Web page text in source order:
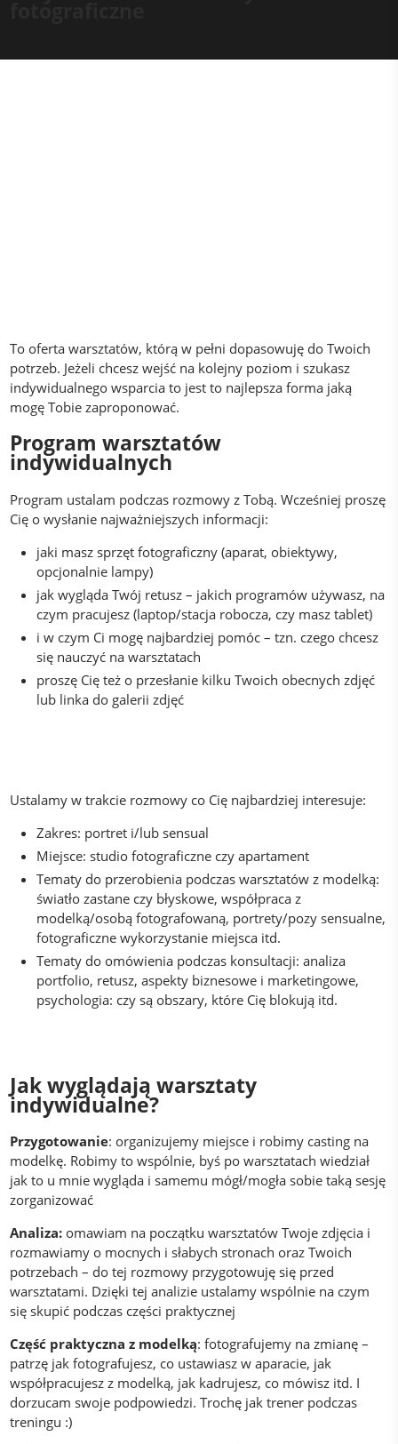
To oferta warsztatów, którą w pełni dopasowuję do Twoich
potrzeb. Jeżeli chcesz wejść na kolejny poziom i szukasz
indywidualnego wsparcia to jest to najlepsza forma jaką
mogę Tobie zaproponować.
Program warsztatów
indywidualnych
Program ustalam podczas rozmowy z Tobą. Wcześniej proszę
Cię o wysłanie najważniejszych informacji:
jaki masz sprzęt fotograficzny (aparat, obiektywy,
opcjonalnie lampy)
jak wygląda Twój retusz – jakich programów używasz, na
czym pracujesz (laptop/stacja robocza, czy masz tablet)
i w czym Ci mogę najbardziej pomóc – tzn. czego chcesz
się nauczyć na warsztatach
proszę Cię też o przesłanie kilku Twoich obecnych zdjęć
lub linka do galerii zdjęć
Ustalamy w trakcie rozmowy co Cię najbardziej interesuje:
Zakres: portret i/lub sensual
Miejsce: studio fotograficzne czy apartament
Tematy do przerobienia podczas warsztatów z modelką:
światło zastane czy błyskowe, współpraca z
modelką/osobą fotografowaną, portrety/pozy sensualne,
fotograficzne wykorzystanie miejsca itd.
Tematy do omówienia podczas konsultacji: analiza
portfolio, retusz, aspekty biznesowe i marketingowe,
psychologia: czy są obszary, które Cię blokują itd.
Jak wyglądają warsztaty
indywidualne?
Przygotowanie: organizujemy miejsce i robimy casting na
modelkę. Robimy to wspólnie, byś po warsztatach wiedział
jak to u mnie wygląda i samemu mógł/mogła sobie taką sesję
zorganizować
Analiza:omawiam na początku warsztatów Twoje zdjęcia i
rozmawiamy o mocnych i słabych stronach oraz Twoich
potrzebach – do tej rozmowy przygotowuję się przed
warsztatami. Dzięki tej analizie ustalamy wspólnie na czym
się skupić podczas części praktycznej
Część praktyczna z modelką: fotografujemy na zmianę –
patrzę jak fotografujesz, co ustawiasz w aparacie, jak
współpracujesz z modelką, jak kadrujesz, co mówisz itd. I
dorzucam swoje podpowiedzi. Trochę jak trener podczas
treningu :)